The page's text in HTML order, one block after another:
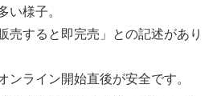
い様子。
売すると即完売」との記述があり
ンライン開始直後が安全です。